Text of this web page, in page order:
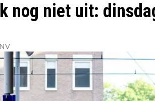
nog niet uit: